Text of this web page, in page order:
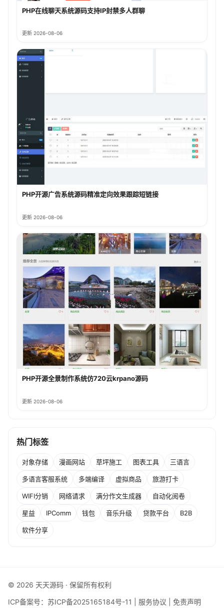
PHP在线聊天系统源码支持IP封禁多人群聊
更新 2026-08-06
PHP开源广告系统源码精准定向效果跟踪短链接
更新 2026-08-06
PHP开源全景制作系统仿720云krpano源码
更新 2026-08-06
热门标签
对象存储 漫画网站 草坪施工 图表工具 三语言
多语言客服系统 多端编译 虚拟商品 旅游打卡
WIFI分销 网络请求 满分作文生成器 自动化阅卷
星益 IPComm 钱包 音乐升级 贷款平台 B2B
软件分享
© 2026 天天源码 · 保留所有权利
ICP备案号： 苏ICP备2025165184号-11 服务协议 免责声明